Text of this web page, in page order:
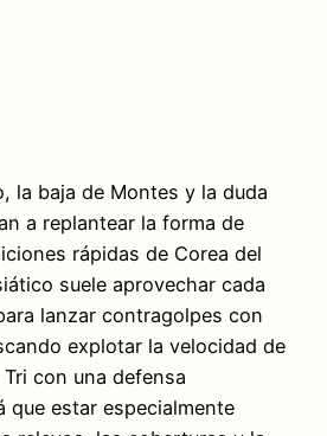
la baja de Montes y la duda
a replantear la forma de
rápidas de Corea del
suele aprovechar cada
lanzar contragolpes con
explotar la velocidad de
con una defensa
que estar especialmente